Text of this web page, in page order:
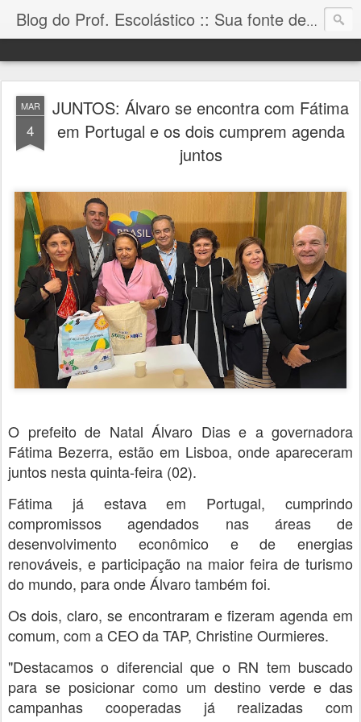
Blog do Prof. Escolástico :: Sua fonte de informação!
MAR
4
JUNTOS: Álvaro se encontra com Fátima
em Portugal e os dois cumprem agenda
juntos
O prefeito de Natal Álvaro Dias e a governadora
Fátima Bezerra, estão em Lisboa, onde apareceram
juntos nesta quinta-feira (02).
Fátima já estava em Portugal, cumprindo
compromissos agendados nas áreas de
desenvolvimento econômico e de energias
renováveis, e participação na maior feira de turismo
do mundo, para onde Álvaro também foi.
Os dois, claro, se encontraram e fizeram agenda em
comum, com a CEO da TAP, Christine Ourmieres.
"Destacamos o diferencial que o RN tem buscado
para se posicionar como um destino verde e das
campanhas cooperadas já realizadas com